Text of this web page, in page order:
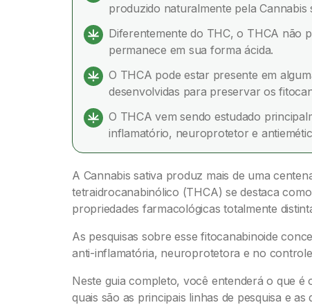
produzido naturalmente pela Cannabis
Diferentemente do THC, o THCA não
permanece em sua forma ácida.
O THCA pode estar presente em
desenvolvidas para preservar os
O THCA vem sendo estudado
inflamatório, neuroprotetor e
A Cannabis sativa produz mais de uma
tetraidrocanabinólico (THCA) se destaca
propriedades farmacológicas totalmente
As pesquisas sobre esse fitocanabinoide
anti-inflamatória, neuroprotetora e no
Neste guia completo, você entenderá o que
quais são as principais linhas de pesquisa e